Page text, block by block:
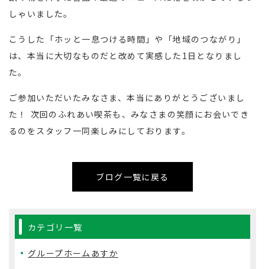
しゃいました。
こうした「ホッと一息つける時間」や「地域のつながり」
は、本当に大切なものだと改めて実感した1日となりまし
た。
ご参加いただいたみなさま、本当にありがとうございまし
た！ 次回のふれあい喫茶も、みなさまの笑顔にお会いでき
るのをスタッフ一同楽しみにしております。
ブログ一覧に戻る
カテゴリ一覧
グループホームあすか